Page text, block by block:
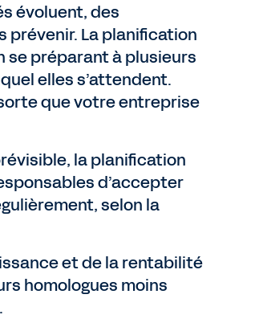
évoluent, des
La planification
se préparant à plusieurs
elles s’attendent.
que votre entreprise
la planification
d’accepter
selon la
et de la rentabilité
homologues moins